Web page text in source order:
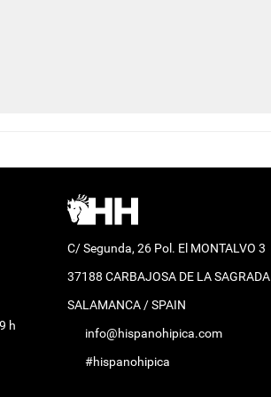
h
C/ Segunda, 26 Pol. El MONTALVO 3
37188 CARBAJOSA DE LA SAGRADA
SALAMANCA / SPAIN
info@hispanohipica.com
#hispanohipica